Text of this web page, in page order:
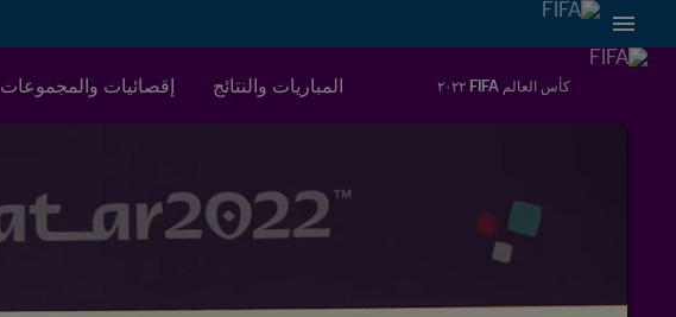
كأس العالم FIFA ٢٠٢٢ المباريات والنتائج إقصائيات والمجموعات